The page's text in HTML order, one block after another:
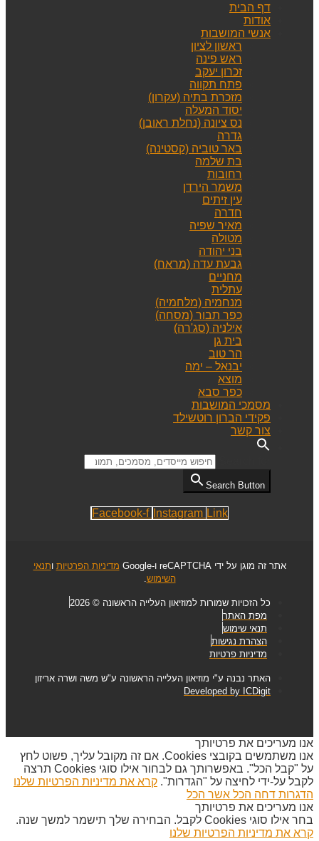
דף הבית
אודות
אנשי המושבות
ראשון לציון
ראש פינה
זכרון יעקב
פתח תקווה
מזכרת בתיה (עקרון)
יסוד המעלה
נס ציונה (נחלת ראובן)
גדרה
באר טוביה (קסטינה)
בת שלמה
רחובות
משמר הירדן
עין זיתים
חדרה
מאיר שפיה
מטולה
בני יהודה
גבעת עדה (מראח)
מחניים
עתלית
מנחמיה (מלחמיה)
כפר תבור (מסחה)
אילניה (סג'רה)
בית גן
הר טוב
יבנאל – ימה
מוצא
כפר סבא
מסמכי המושבות
פקידי הברון רוטשילד
צור קשר
Search Button
Facebook-f Instagram Link
אתר זה מוגן על ידי reCAPTCHA ו-Google מדיניות הפרטיות ותנאי
השימוש
כל הזכויות שמורות למוזיאון העלייה הראשונה © 2026
מפת האתר
תנאי שימוש
הצהרת נגישות
מדיניות פרטיות
האתר נבנה ע"י מוזיאון העלייה הראשונה ע"ש משה ושרה אריזון
Developed by ICDigit
אנו מעריכים את פרטיותך
אנו משתמשים בקובצי Cookies. אם זה מקובל עליך, פשוט לחץ
על "קבל הכל". באפשרותך גם לבחור אילו סוגי Cookies תרצה
לקבל על-ידי לחיצה על "הגדרות". קרא את מדיניות הפרטיות שלנו
הדגרות דחה הכל אשר הכל
אנו מעריכים את פרטיותך
בחר אילו סוגי Cookies לקבל. הבחירה שלך תישמר למשך שנה.
קרא את מדיניות הפרטיות שלנו